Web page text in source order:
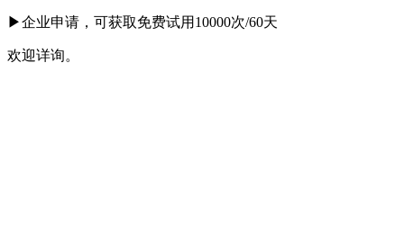
▶企业申请，可获取免费试用10000次/60天
欢迎详询。